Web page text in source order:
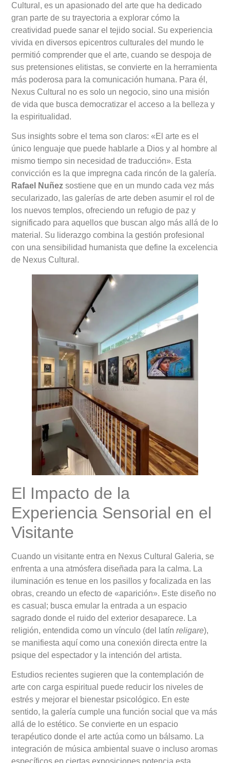
Cultural, es un apasionado del arte que ha dedicado
gran parte de su trayectoria a explorar cómo la
creatividad puede sanar el tejido social. Su experiencia
vivida en diversos epicentros culturales del mundo le
permitió comprender que el arte, cuando se despoja de
sus pretensiones elitistas, se convierte en la herramienta
más poderosa para la comunicación humana. Para él,
Nexus Cultural no es solo un negocio, sino una misión
de vida que busca democratizar el acceso a la belleza y
la espiritualidad.
Sus insights sobre el tema son claros: «El arte es el
único lenguaje que puede hablarle a Dios y al hombre al
mismo tiempo sin necesidad de traducción». Esta
convicción es la que impregna cada rincón de la galería.
Rafael Nuñezsostiene que en un mundo cada vez más
secularizado, las galerías de arte deben asumir el rol de
los nuevos templos, ofreciendo un refugio de paz y
significado para aquellos que buscan algo más allá de lo
material. Su liderazgo combina la gestión profesional
con una sensibilidad humanista que define la excelencia
de Nexus Cultural.
El Impacto de la
Experiencia Sensorial en el
Visitante
Cuando un visitante entra en Nexus Cultural Galeria, se
enfrenta a una atmósfera diseñada para la calma. La
iluminación es tenue en los pasillos y focalizada en las
obras, creando un efecto de «aparición». Este diseño no
es casual; busca emular la entrada a un espacio
sagrado donde el ruido del exterior desaparece. La
religión, entendida como un vínculo (del latínreligare),
se manifiesta aquí como una conexión directa entre la
psique del espectador y la intención del artista.
Estudios recientes sugieren que la contemplación de
arte con carga espiritual puede reducir los niveles de
estrés y mejorar el bienestar psicológico. En este
sentido, la galería cumple una función social que va más
allá de lo estético. Se convierte en un espacio
terapéutico donde el arte actúa como un bálsamo. La
integración de música ambiental suave o incluso aromas
específicos en ciertas exposiciones potencia esta